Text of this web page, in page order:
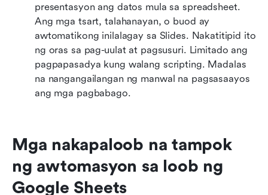
presentasyon ang datos mula sa spreadsheet.
Ang mga tsart, talahanayan, o buod ay
awtomatikong inilalagay sa Slides. Nakatitipid ito
ng oras sa pag-uulat at pagsusuri. Limitado ang
pagpapasadya kung walang scripting. Madalas
na nangangailangan ng manwal na pagsasaayos
ang mga pagbabago.
Mga nakapaloob na tampok
ng awtomasyon sa loob ng
Google Sheets